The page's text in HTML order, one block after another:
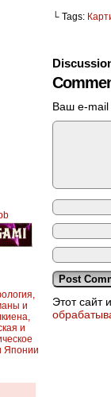
└ Tags:
Ваш e-mail
Этот сайт